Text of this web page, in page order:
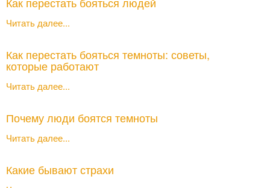
Читать далее...
Как перестать бояться темноты: советы,
которые работают
Читать далее...
Почему люди боятся темноты
Читать далее...
Какие бывают страхи